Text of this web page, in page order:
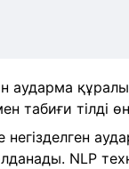
аударма
табиғи тілді
NLP